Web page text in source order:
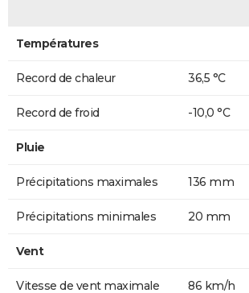
Températures
Record de chaleur 36,5 °C
Record de froid -10,0 °C
Pluie
Précipitations maximales 136 mm
Précipitations minimales 20 mm
Vent
Vitesse de vent maximale 86 km/h